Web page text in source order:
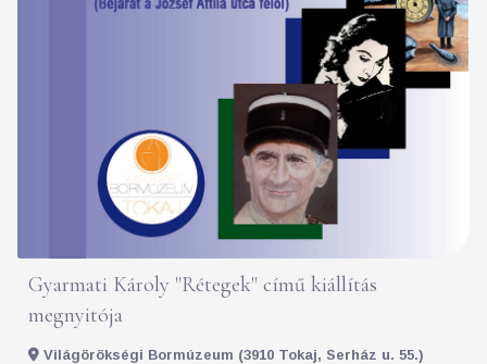
Gyarmati Károly "Rétegek" című kiállítás
megnyitója
Világörökségi Bormúzeum (3910 Tokaj, Serház u. 55.)